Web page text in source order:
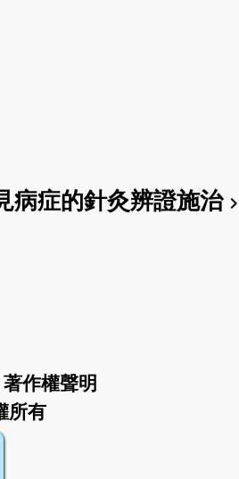
病症的針灸辨證施治chevron_right
著作權聲明
所有